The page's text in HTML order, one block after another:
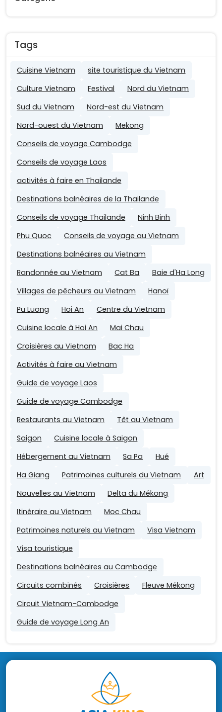
Tags
Cuisine Vietnam
site touristique du Vietnam
Culture Vietnam
Festival
Nord du Vietnam
Sud du Vietnam
Nord-est du Vietnam
Nord-ouest du Vietnam
Mekong
Conseils de voyage Cambodge
Conseils de voyage Laos
activités à faire en Thailande
Destinations balnéaires de la Thailande
Conseils de voyage Thailande
Ninh Binh
Phu Quoc
Conseils de voyage au Vietnam
Destinations balnéaires au Vietnam
Randonnée au Vietnam
Cat Ba
Baie d'Ha Long
Villages de pêcheurs au Vietnam
Hanoï
Pu Luong
Hoi An
Centre du Vietnam
Cuisine locale à Hoi An
Mai Chau
Croisières au Vietnam
Bac Ha
Activités à faire au Vietnam
Guide de voyage Laos
Guide de voyage Cambodge
Restaurants au Vietnam
Têt au Vietnam
Saigon
Cuisine locale à Saigon
Hébergement au Vietnam
Sa Pa
Hué
Ha Giang
Patrimoines culturels du Vietnam
Art
Nouvelles au Vietnam
Delta du Mékong
Itinéraire au Vietnam
Moc Chau
Patrimoines naturels au Vietnam
Visa Vietnam
Visa touristique
Destinations balnéaires au Cambodge
Circuits combinés
Croisières
Fleuve Mékong
Circuit Vietnam-Cambodge
Guide de voyage Long An